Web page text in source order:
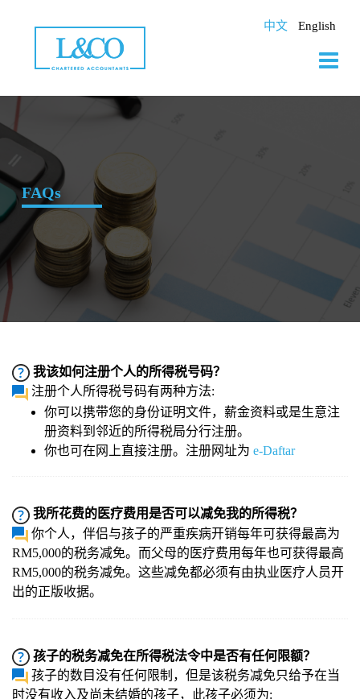
中文 English
FAQs
我该如何注册个人的所得税号码？
注册个人所得税号码有两种方法:
你可以携带您的身份证明文件，薪金资料或是生意注
册资料到邻近的所得税局分行注册。
你也可在网上直接注册。注册网址为 e-Daftar
我所花费的医疗费用是否可以减免我的所得税？
你个人，伴侣与孩子的严重疾病开销每年可获得最高为
RM5,000的税务减免。而父母的医疗费用每年也可获得最高
RM5,000的税务减免。这些减免都必须有由执业医疗人员开
出的正版收据。
孩子的税务减免在所得税法令中是否有任何限额？
孩子的数目没有任何限制，但是该税务减免只给予在当
时没有收入及尚未结婚的孩子，此孩子必须为: